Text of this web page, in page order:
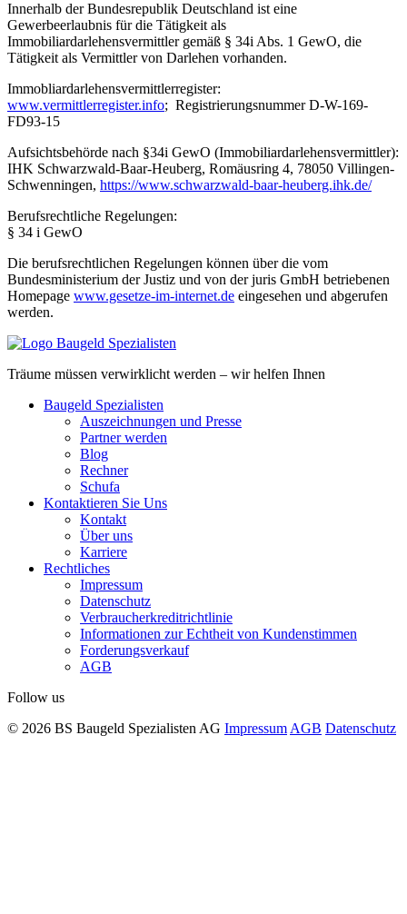
Innerhalb der Bundesrepublik Deutschland ist eine
Gewerbeerlaubnis für die Tätigkeit als
Immobiliardarlehensvermittler gemäß § 34i Abs. 1 GewO, die
Tätigkeit als Vermittler von Darlehen vorhanden.
Immobliardarlehensvermittlerregister:
www.vermittlerregister.info; Registrierungsnummer D-W-169-
FD93-15
Aufsichtsbehörde nach §34i GewO (Immobiliardarlehensvermittler):
IHK Schwarzwald-Baar-Heuberg, Romäusring 4, 78050 Villingen-
Schwenningen, https://www.schwarzwald-baar-heuberg.ihk.de/
Berufsrechtliche Regelungen:
§ 34 i GewO
Die berufsrechtlichen Regelungen können über die vom
Bundesministerium der Justiz und von der juris GmbH betriebenen
Homepage www.gesetze-im-internet.de eingesehen und abgerufen
werden.
Träume müssen verwirklicht werden – wir helfen Ihnen
Baugeld Spezialisten
Auszeichnungen und Presse
Partner werden
Blog
Rechner
Schufa
Kontaktieren Sie Uns
Kontakt
Über uns
Karriere
Rechtliches
Impressum
Datenschutz
Verbraucherkreditrichtlinie
Informationen zur Echtheit von Kundenstimmen
Forderungsverkauf
AGB
Follow us
© 2026 BS Baugeld Spezialisten AG Impressum AGB Datenschutz